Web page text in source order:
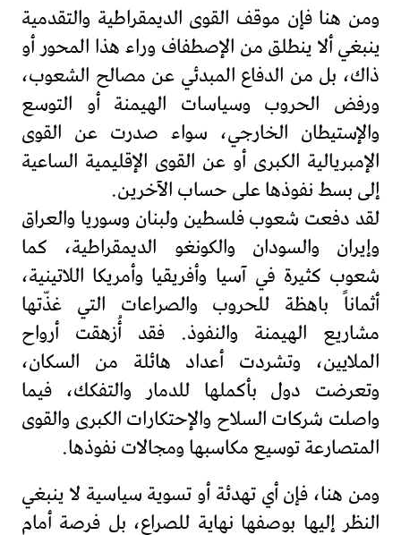
ومن هنا فإن موقف القوى الديمقراطية والتقدمية
ينبغي ألا ينطلق من الإصطفاف وراء هذا المحور أو
ذاك، بل من الدفاع المبدئي عن مصالح الشعوب،
ورفض الحروب وسياسات الهيمنة أو التوسع
والإستيطان الخارجي، سواء صدرت عن القوى
الإمبريالية الكبرى أو عن القوى الإقليمية الساعية
إلى بسط نفوذها على حساب الآخرين.
لقد دفعت شعوب فلسطين ولبنان وسوريا والعراق
وإيران والسودان والكونغو الديمقراطية، كما
شعوب كثيرة في آسيا وأفريقيا وأمريكا اللاتينية،
أثماناً باهظة للحروب والصراعات التي غذّتها
مشاريع الهيمنة والنفوذ. فقد أُزهقت أرواح
الملايين، وتشردت أعداد هائلة من السكان،
وتعرضت دول بأكملها للدمار والتفكك، فيما
واصلت شركات السلاح والإحتكارات الكبرى والقوى
المتصارعة توسيع مكاسبها ومجالات نفوذها.
ومن هنا، فإن أي تهدئة أو تسوية سياسية لا ينبغي
النظر إليها بوصفها نهاية للصراع، بل فرصة أمام